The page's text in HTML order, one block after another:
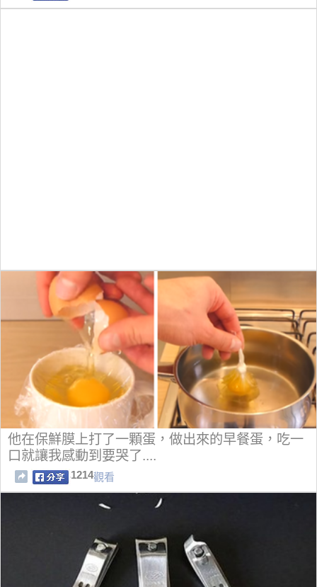
他在保鮮膜上打了一顆蛋，做出來的早餐蛋，吃一
口就讓我感動到要哭了....
1214觀看